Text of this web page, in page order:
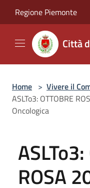
Regione Piemonte
Città
Home > Vivere il
ASLTo3: OTTOBRE
Oncologica
ROSA